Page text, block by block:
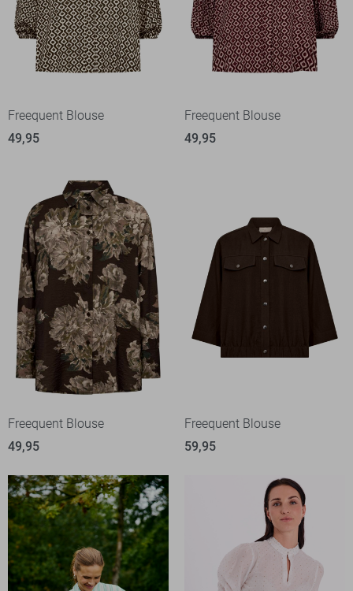
Freequent Blouse
49,95
Freequent Blouse
49,95
Freequent Blouse
49,95
Freequent Blouse
59,95